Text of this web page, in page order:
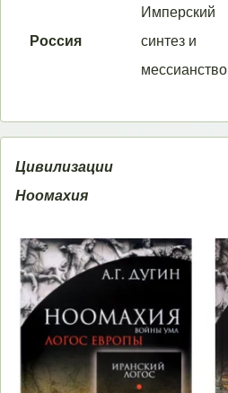
Россия
Имперский
синтез и
мессианство
Цивилизации
Ноомахия